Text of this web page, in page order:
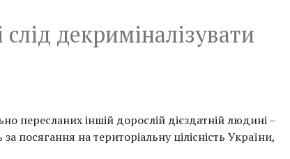
декриміналізувати
пересланих іншій дорослій дієздатній людині –
посягання на територіальну цілісність України,